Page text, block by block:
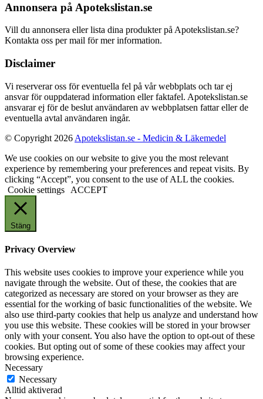
Annonsera på Apotekslistan.se
Vill du annonsera eller lista dina produkter på Apotekslistan.se?
Kontakta oss per mail för mer information.
Disclaimer
Vi reserverar oss för eventuella fel på vår webbplats och tar ej
ansvar för ouppdaterad information eller faktafel. Apotekslistan.se
ansvarar ej för de beslut användaren av webbplatsen fattar eller de
eventuella avtal användaren ingår.
© Copyright 2026 Apotekslistan.se - Medicin & Läkemedel
We use cookies on our website to give you the most relevant
experience by remembering your preferences and repeat visits. By
clicking “Accept”, you consent to the use of ALL the cookies.
Cookie settings
ACCEPT
Stäng
Privacy Overview
This website uses cookies to improve your experience while you
navigate through the website. Out of these, the cookies that are
categorized as necessary are stored on your browser as they are
essential for the working of basic functionalities of the website. We
also use third-party cookies that help us analyze and understand how
you use this website. These cookies will be stored in your browser
only with your consent. You also have the option to opt-out of these
cookies. But opting out of some of these cookies may affect your
browsing experience.
Necessary
Necessary
Alltid aktiverad